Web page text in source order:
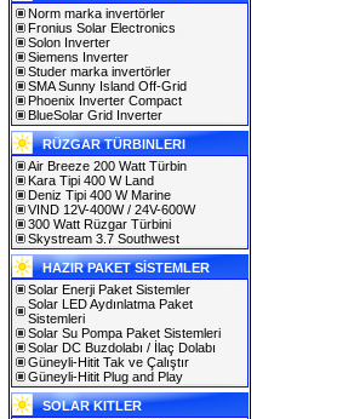
Norm marka invertörler
Fronius Solar Electronics
Solon Inverter
Siemens Inverter
Studer marka invertörler
SMA Sunny Island Off-Grid
Phoenix Inverter Compact
BlueSolar Grid Inverter
RÜZGAR TÜRBINLERI
Air Breeze 200 Watt Türbin
Kara Tipi 400 W Land
Deniz Tipi 400 W Marine
VIND 12V-400W / 24V-600W
300 Watt Rüzgar Türbini
Skystream 3.7 Southwest
HAZIR PAKET SİSTEMLER
Solar Enerji Paket Sistemler
Solar LED Aydınlatma Paket
Sistemleri
Solar Su Pompa Paket Sistemleri
Solar DC Buzdolabı / İlaç Dolabı
Güneyli-Hitit Tak ve Çalıştır
Güneyli-Hitit Plug and Play
SOLAR KITLER